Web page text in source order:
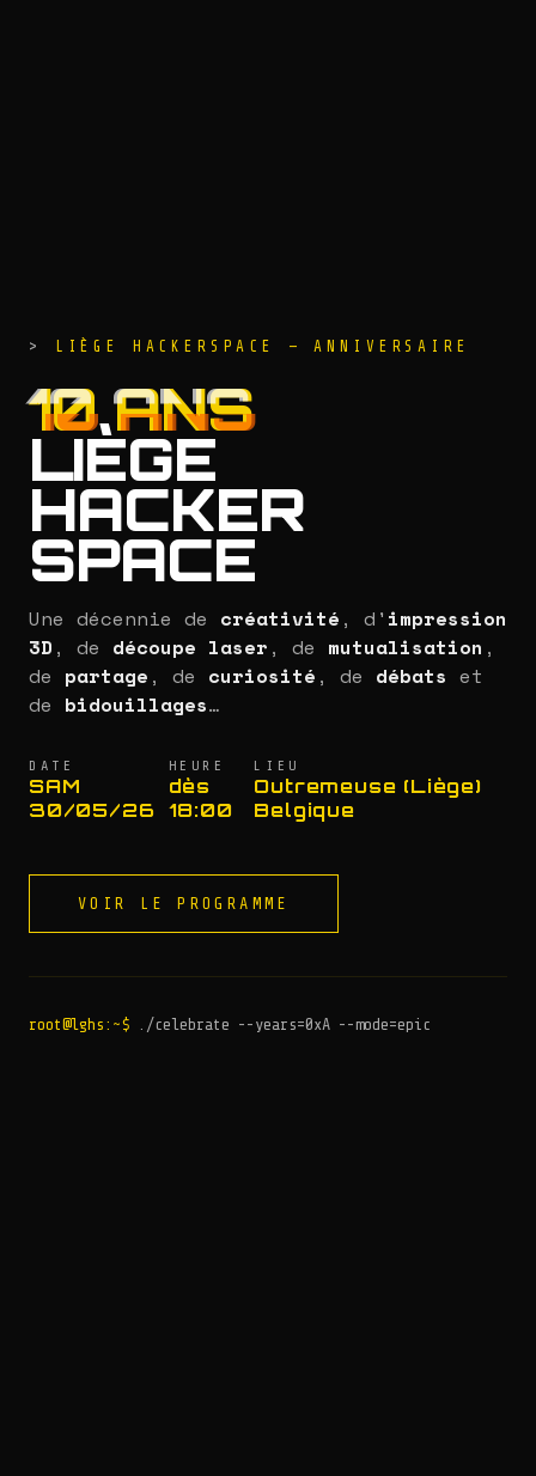
LIÈGE HACKERSPACE — ANNIVERSAIRE
10 ANS
LIÈGE
HACKER
SPACE
Une décennie de créativité , d' impression
3D , de découpe laser , de mutualisation ,
de partage , de curiosité , de débats et
de bidouillages…
DATE
SAM
30/05/26
HEURE
dès
18:00
LIEU
Outremeuse (Liège)
Belgique
VOIR LE PROGRAMME
root@lghs:~$ ./celebrate --years=0xA --mode=epic